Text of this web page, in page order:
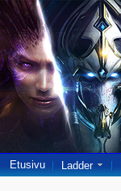
Etusivu Ladder